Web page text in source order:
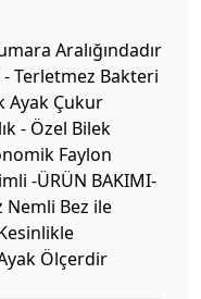
Aralığındadır
- Terletmez Bakteri
Ayak Çukur
- Özel Bilek
Faylon
-ÜRÜN BAKIMI-
Nemli Bez ile
Ölçerdir